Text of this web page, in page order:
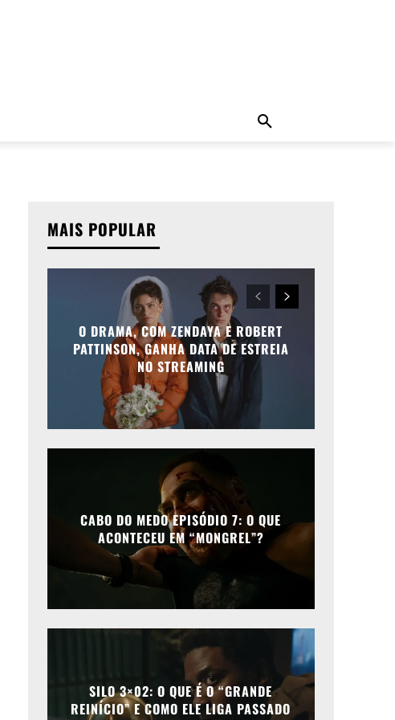
MAIS POPULAR
O DRAMA, COM ZENDAYA E ROBERT
PATTINSON, GANHA DATA DE ESTREIA
NO STREAMING
CABO DO MEDO EPISÓDIO 7: O QUE
ACONTECEU EM “MONGREL”?
SILO 3×02: O QUE É O “GRANDE
REINÍCIO” E COMO ELE LIGA PASSADO